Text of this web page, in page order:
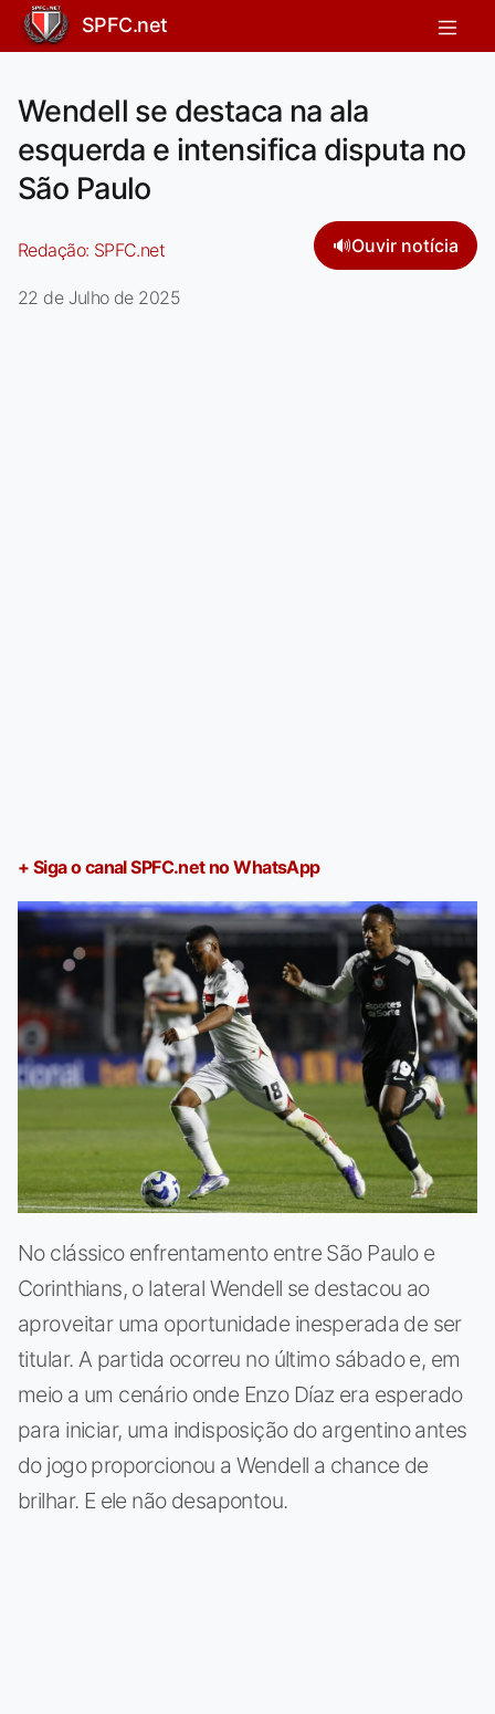
SPFC.net
Wendell se destaca na ala
esquerda e intensifica disputa no
São Paulo
Redação: SPFC.net 🔊Ouvir notícia
22 de Julho de 2025
+ Siga o canal SPFC.net no WhatsApp
No clássico enfrentamento entre São Paulo e
Corinthians, o lateral Wendell se destacou ao
aproveitar uma oportunidade inesperada de ser
titular. A partida ocorreu no último sábado e, em
meio a um cenário onde Enzo Díaz era esperado
para iniciar, uma indisposição do argentino antes
do jogo proporcionou a Wendell a chance de
brilhar. E ele não desapontou.